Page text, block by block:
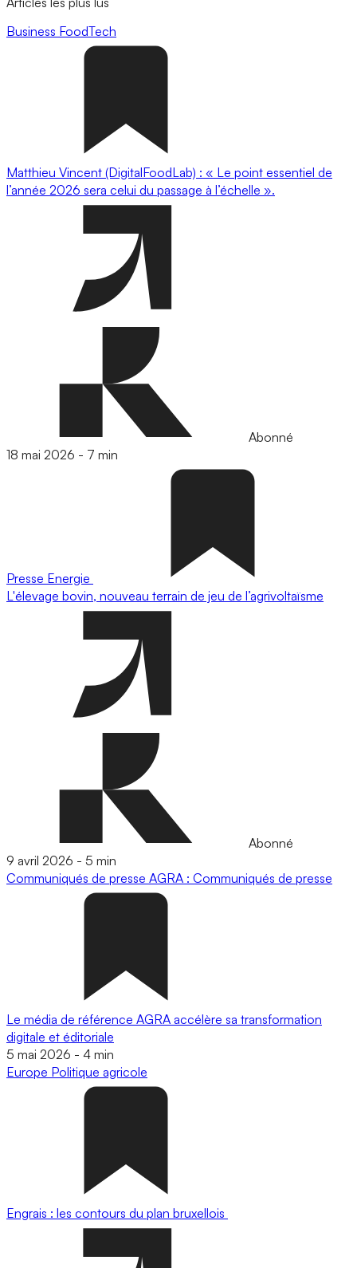
Business FoodTech
Matthieu Vincent (DigitalFoodLab) : « Le point essentiel de
l’année 2026 sera celui du passage à l’échelle ».
Abonné
18 mai 2026 - 7 min
Presse Energie
L'élevage bovin, nouveau terrain de jeu de l’agrivoltaïsme
Abonné
9 avril 2026 - 5 min
Communiqués de presse AGRA : Communiqués de presse
Le média de référence AGRA accélère sa transformation
digitale et éditoriale
5 mai 2026 - 4 min
Europe Politique agricole
Engrais : les contours du plan bruxellois